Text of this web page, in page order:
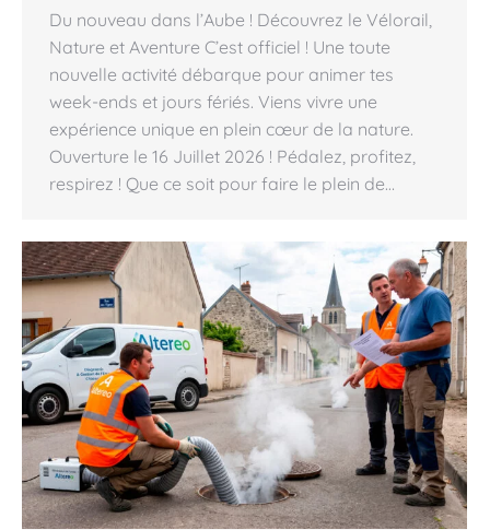
Du nouveau dans l’Aube ! Découvrez le Vélorail,
Nature et Aventure C’est officiel ! Une toute
nouvelle activité débarque pour animer tes
week-ends et jours fériés. Viens vivre une
expérience unique en plein cœur de la nature.
Ouverture le 16 Juillet 2026 ! Pédalez, profitez,
respirez ! Que ce soit pour faire le plein de…